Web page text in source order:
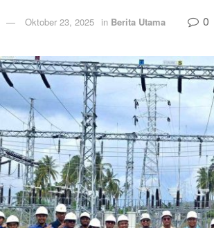
Oktober 23, 2025 in Berita Utama 0